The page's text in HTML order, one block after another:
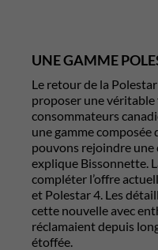
UNE GAMME
Le retour de la
proposer une
consommateurs
une gamme
pouvons rejoindre une
explique Bissonnette.
compléter l’offre
et Polestar 4. Les
cette nouvelle avec
réclamaient depuis
étoffée.